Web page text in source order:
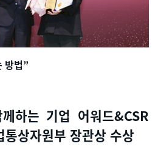
방법”
께하는 기업 어워드&CSR
통상자원부 장관상 수상